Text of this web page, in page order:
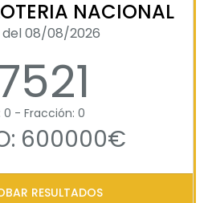
NACIONAL
08/08/2026
0 - Fracción: 0
600000€
RESULTADOS